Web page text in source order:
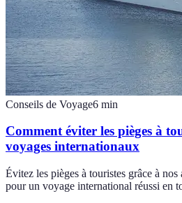
Conseils de Voyage6 min
Comment éviter les pièges à
voyages internationaux
Évitez les pièges à touristes grâce à nos
pour un voyage international réussi en